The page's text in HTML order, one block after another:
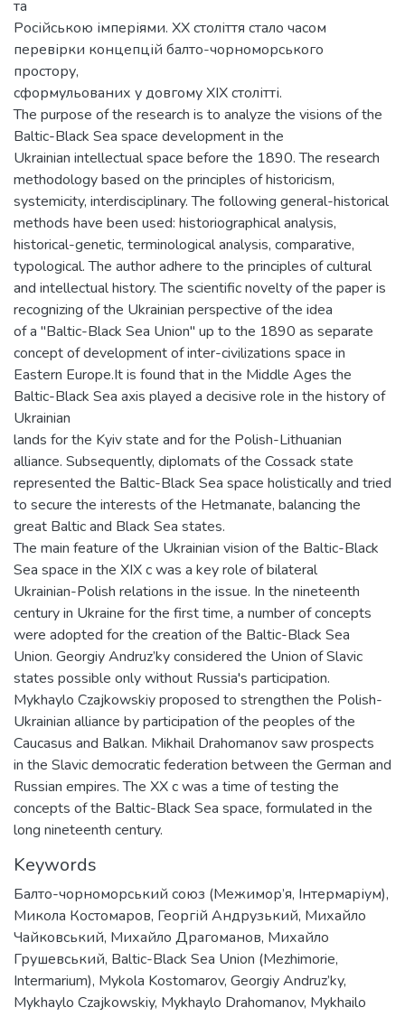
та
Російською імперіями. ХХ століття стало часом
перевірки концепцій балто-чорноморського
простору,
сформульованих у довгому ХІХ столітті.
The purpose of the research is to analyze the visions of the
Baltic-Black Sea space development in the
Ukrainian intellectual space before the 1890. The research
methodology based on the principles of historicism,
systemicity, interdisciplinary. The following general-historical
methods have been used: historiographical analysis,
historical-genetic, terminological analysis, comparative,
typological. The author adhere to the principles of cultural
and intellectual history. The scientific novelty of the paper is
recognizing of the Ukrainian perspective of the idea
of a "Baltic-Black Sea Union" up to the 1890 as separate
concept of development of inter-civilizations space in
Eastern Europe.It is found that in the Middle Ages the
Baltic-Black Sea axis played a decisive role in the history of
Ukrainian
lands for the Kyiv state and for the Polish-Lithuanian
alliance. Subsequently, diplomats of the Cossack state
represented the Baltic-Black Sea space holistically and tried
to secure the interests of the Hetmanate, balancing the
great Baltic and Black Sea states.
The main feature of the Ukrainian vision of the Baltic-Black
Sea space in the XIX c was a key role of bilateral
Ukrainian-Polish relations in the issue. In the nineteenth
century in Ukraine for the first time, a number of concepts
were adopted for the creation of the Baltic-Black Sea
Union. Georgiy Andruz’ky considered the Union of Slavic
states possible only without Russia's participation.
Mykhaylo Czajkowskiy proposed to strengthen the Polish-
Ukrainian alliance by participation of the peoples of the
Caucasus and Balkan. Mikhail Drahomanov saw prospects
in the Slavic democratic federation between the German and
Russian empires. The XX c was a time of testing the
concepts of the Baltic-Black Sea space, formulated in the
long nineteenth century.
Keywords
Балто-чорноморський союз (Межимор’я, Інтермаріум),
Микола Костомаров, Георгій Андрузький, Михайло
Чайковський, Михайло Драгоманов, Михайло
Грушевський, Baltic-Black Sea Union (Mezhimorie,
Intermarium), Mykola Kostomarov, Georgiy Andruz’ky,
Mykhaylo Czajkowskiy, Mykhaylo Drahomanov, Mykhailo